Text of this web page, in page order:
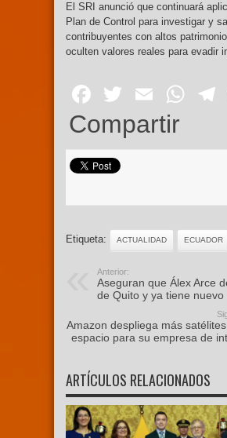
El SRI anunció que continuará
Plan de Control para investigar y
contribuyentes con altos
oculten valores reales para evadir
Facebook
Twitter
Email
Compartir
Etiqueta: ACTUALIDAD ECUADOR
Anterior:
Aseguran que Álex Arce
de Quito y ya tiene nuevo
Amazon despliega más
espacio para su empresa de
ARTÍCULOS RELACIONADOS